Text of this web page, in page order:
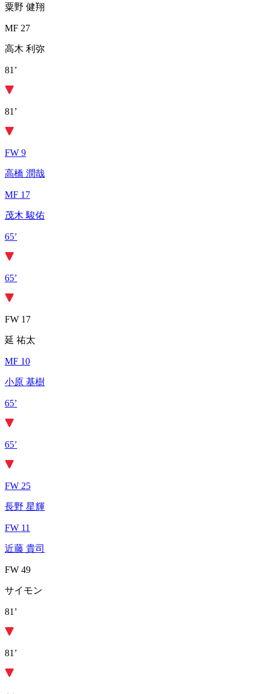
粟野 健翔
MF 27
高木 利弥
81’
81’
FW 9
高橋 潤哉
MF 17
茂木 駿佑
65’
65’
FW 17
延 祐太
MF 10
小原 基樹
65’
65’
FW 25
長野 星輝
FW 11
近藤 貴司
FW 49
サイモン
81’
81’